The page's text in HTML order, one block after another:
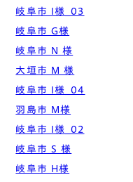
岐阜市 I様_03
岐阜市 G様
岐阜市 N 様
大垣市 M 様
岐阜市 I様_04
羽島市 M様
岐阜市 I様_02
岐阜市 S 様
岐阜市 H様